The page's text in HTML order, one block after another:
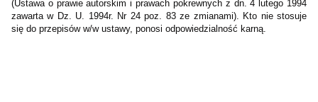
(Ustawa o prawie autorskim i prawach pokrewnych z dn. 4 lutego 1994
zawarta w Dz. U. 1994r. Nr 24 poz. 83 ze zmianami). Kto nie stosuje
się do przepisów w/w ustawy, ponosi odpowiedzialność karną.